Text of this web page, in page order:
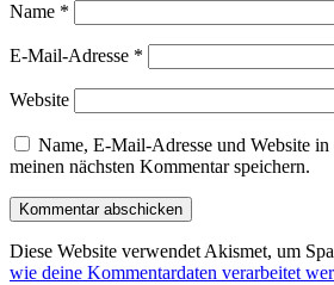
Name *
E-Mail-Adresse *
Website
Name, E-Mail-Adresse und Website
meinen nächsten Kommentar speichern.
Diese Website verwendet Akismet, um
wie deine Kommentardaten verarbeitet